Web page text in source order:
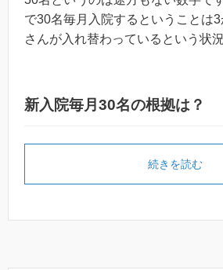
で30名毎月入院するということは
さんが入れ替わっているという状
新入院毎月30名の根拠は？
続きを読む